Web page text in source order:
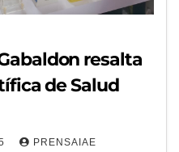
resalta
de Salud
PRENSAIAE